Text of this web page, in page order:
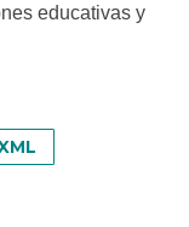
educativas y